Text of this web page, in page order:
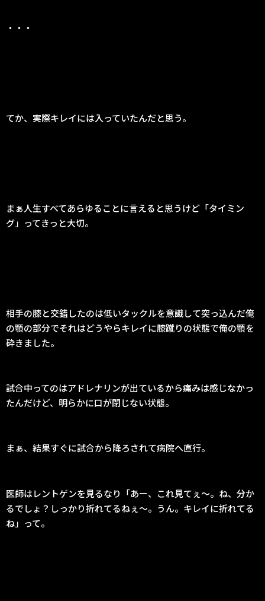
・・・
てか、実際キレイには入っていたんだと思う。
まぁ人生すべてあらゆることに言えると思うけど「タイミン
グ」ってきっと大切。
相手の膝と交錯したのは低いタックルを意識して突っ込んだ俺
の顎の部分でそれはどうやらキレイに膝蹴りの状態で俺の顎を
砕きました。
試合中ってのはアドレナリンが出ているから痛みは感じなかっ
たんだけど、明らかに口が閉じない状態。
まぁ、結果すぐに試合から降ろされて病院へ直行。
医師はレントゲンを見るなり「あー、これ見てぇ〜。ね、分か
るでしょ？しっかり折れてるねぇ〜。うん。キレイに折れてる
ね」って。